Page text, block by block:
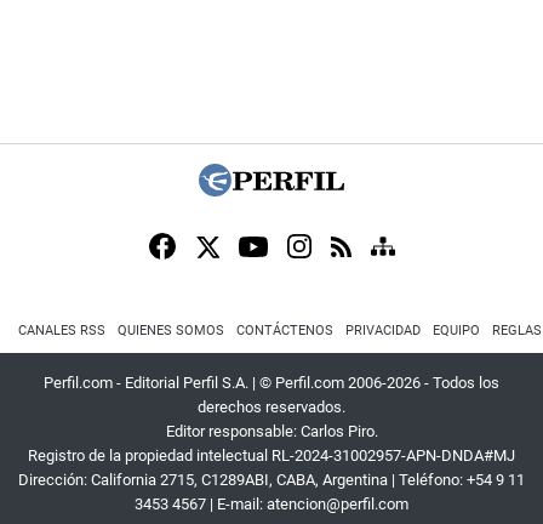
CANALES RSS QUIENES SOMOS CONTÁCTENOS PRIVACIDAD EQUIPO
Perfil.com - Editorial Perfil S.A. | © Perfil.com 2006-2026 - Todos los
derechos reservados.
Editor responsable: Carlos Piro.
Registro de la propiedad intelectual RL-2024-31002957-APN-DNDA#MJ
Dirección: California 2715, C1289ABI, CABA, Argentina | Teléfono: +54 9 11
3453 4567 | E-mail: atencion@perfil.com